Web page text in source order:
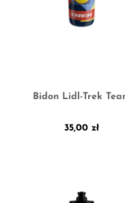
Bidon Lidl-Trek
35,00 zł